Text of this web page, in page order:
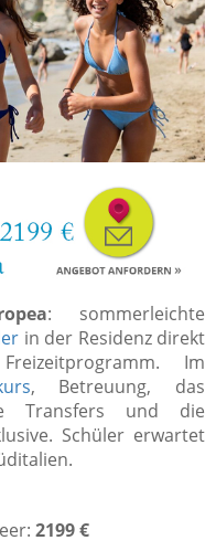
: sommerleichte
in der Residenz direkt
Im
, Betreuung, das
Transfers und die
Schüler erwartet
2199 €